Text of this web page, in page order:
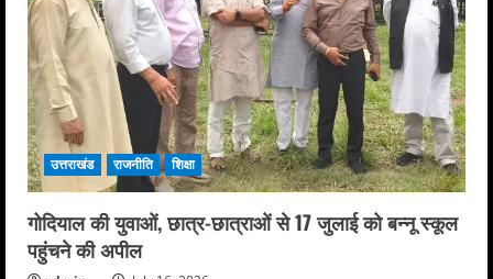
उत्तराखंड राजनीति शिक्षा
गोदियाल की युवाओं, छात्र-छात्राओं से 17 जुलाई को बन्नू स्कूल
पहुंचने की अपील